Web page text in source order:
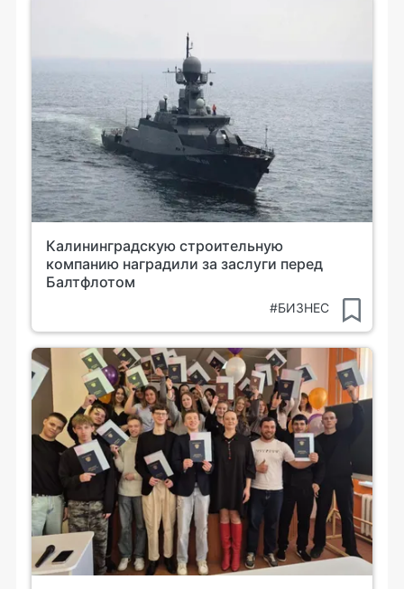
Калининградскую строительную
компанию наградили за заслуги перед
Балтфлотом
#БИЗНЕС